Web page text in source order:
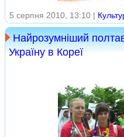
5 серпня 2010, 13:10 |
Найрозумніший
Україну в Кореї